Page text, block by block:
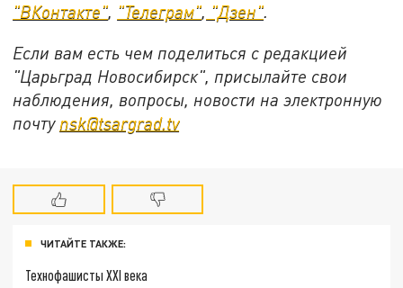
"ВКонтакте", "Телеграм", "Дзен".
Если вам есть чем поделиться с редакцией
"Царьград Новосибирск", присылайте свои
наблюдения, вопросы, новости на электронную
почту nsk@tsargrad.tv
ЧИТАЙТЕ ТАКЖЕ:
Технофашисты XXI века